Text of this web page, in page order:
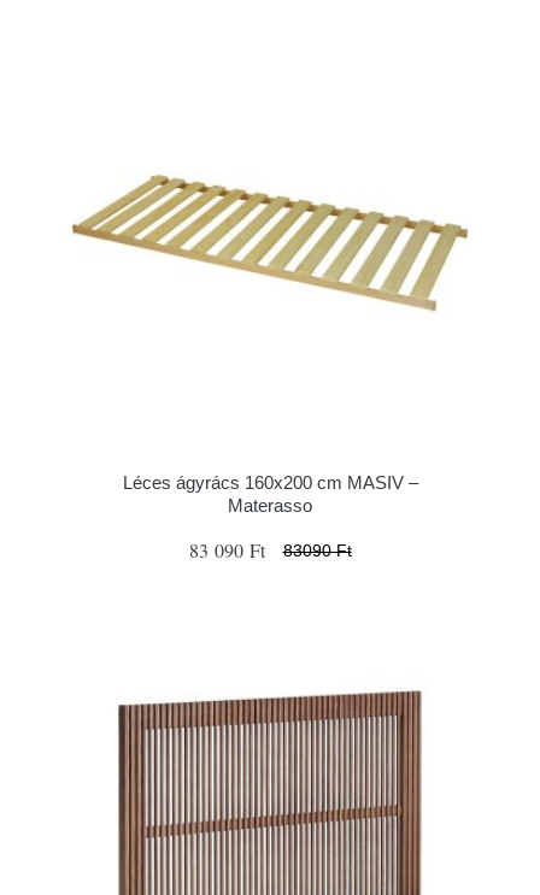
Léces ágyrács 160x200 cm MASIV –
Materasso
83 090 Ft 83090 Ft